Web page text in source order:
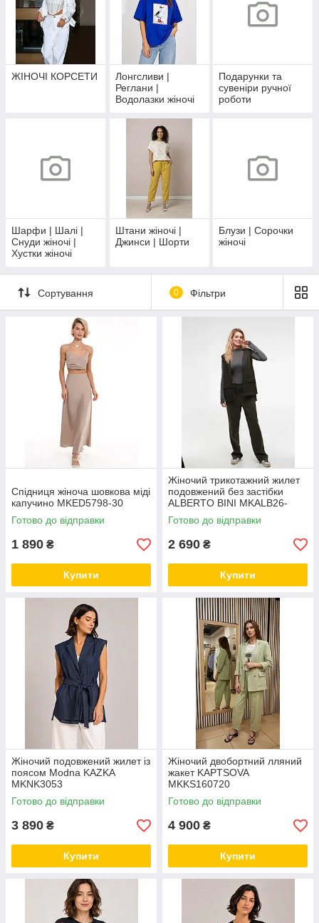
ЖІНОЧІ КОРСЕТИ
Лонгсливи |
Реглани |
Водолазки жіночі
Подарунки та
сувеніри ручної
роботи
Шарфи | Шалі |
Снуди жіночі |
Хустки жіночі
Штани жіночі |
Джинси | Шорти
Блузи | Сорочки
жіночі
Сортування 0 Фільтри
Спідниця жіноча шовкова міді
капучино MKED5798-30
Готово до відправки
1 890 ₴
Купити
Жіночий трикотажний жилет
подовжений без застібки
ALBERTO BINI MKALB26-
0013
Готово до відправки
2 690 ₴
Купити
Жіночий подовжений жилет із
поясом Modna KAZKA
MKNK3053
Готово до відправки
3 890 ₴
Купити
Жіночий двобортний лляний
жакет KAPTSOVA
MKKS160720
Готово до відправки
4 900 ₴
Купити